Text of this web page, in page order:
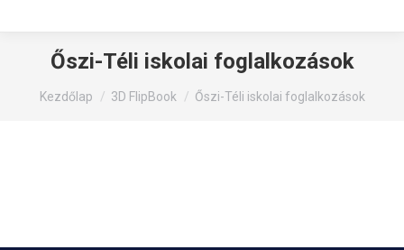
Őszi-Téli iskolai foglalkozások
You are here:
Kezdőlap 3D FlipBook Őszi-Téli iskolai foglalkozások